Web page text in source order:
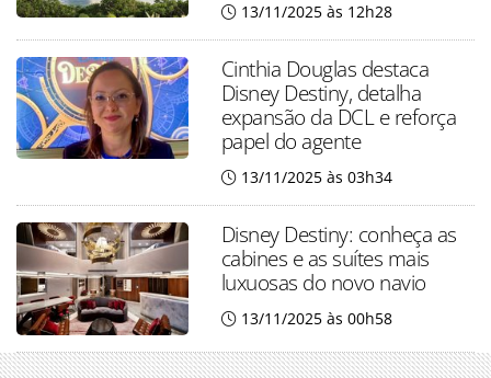
13/11/2025 às 12h28
Cinthia Douglas destaca
Disney Destiny, detalha
expansão da DCL e reforça
papel do agente
13/11/2025 às 03h34
Disney Destiny: conheça as
cabines e as suítes mais
luxuosas do novo navio
13/11/2025 às 00h58